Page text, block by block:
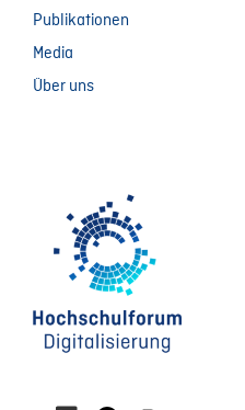
Publikationen
Media
Über uns